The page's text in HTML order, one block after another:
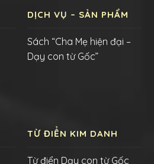
DỊCH VỤ – SẢN PHẨM
Sách “Cha Mẹ hiện đại –
Dạy con từ Gốc”
TỪ ĐIỂN KIM DANH
Từ điển Dạy con từ Gốc